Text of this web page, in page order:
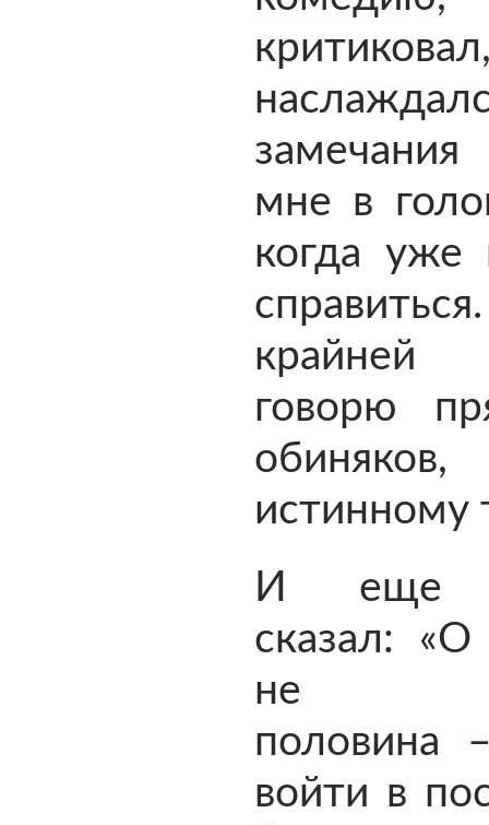
мне в
когда
говорю
истинному
И еще
сказал: «О
не
половина
войти в